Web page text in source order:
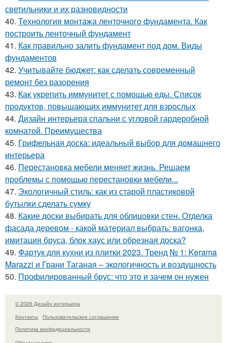
светильники и их разновидности
40. Технология монтажа ленточного фундамента. Как
построить ленточный фундамент
41. Как правильно залить фундамент под дом. Виды
фундаментов
42. Учитывайте бюджет: как сделать современный
ремонт без разорения
43. Как укрепить иммунитет с помощью еды. Список
продуктов, повышающих иммунитет для взрослых
44. Дизайн интерьера спальни с угловой гардеробной
комнатой. Преимущества
45. Грифельная доска: идеальный выбор для домашнего
интерьера
46. Перестановка мебели меняет жизнь. Решаем
проблемы с помощью перестановки мебели...
47. Экологичный стиль: как из старой пластиковой
бутылки сделать сумку
48. Какие доски выбирать для облицовки стен. Отделка
фасада деревом - какой материал выбрать: вагонка,
имитация бруса, блок хаус или обрезная доска?
49. Фартук для кухни из плитки 2023. Тренд № 1: Kerama
Marazzi и Грани Таганая – экологичность и воздушность
50. Профилированный брус: что это и зачем он нужен
© 2026 Дизайн интерьера
Контакты
Пользовательское соглашение
Политика конфидециальности